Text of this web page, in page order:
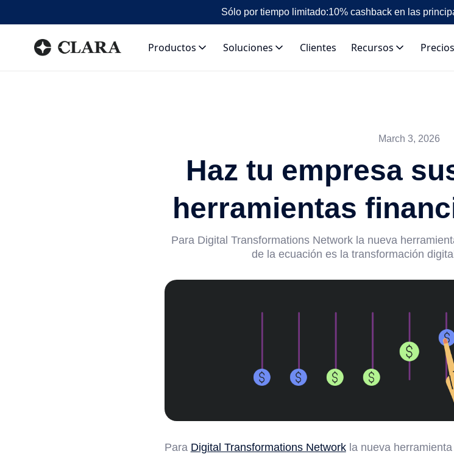
Sólo por tiempo limitado:10% cashback en las
Productos Soluciones Clientes Recursos Precios
March 3, 2026
Haz tu empresa
herramientas
Para Digital Transformations Network la nueva
de la ecuación es la transformación
Para Digital Transformations Networkla nueva